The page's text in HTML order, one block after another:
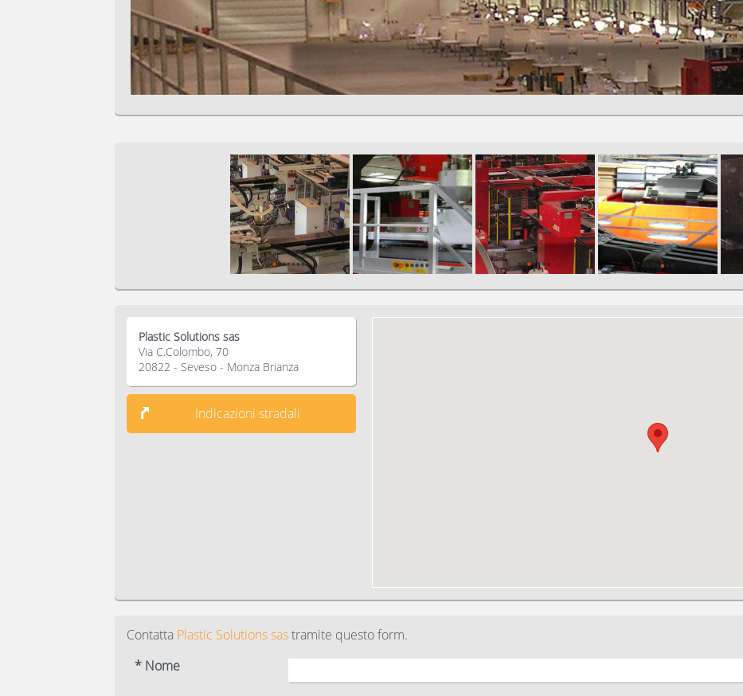
Plastic Solutions sas
Via C.Colombo, 70
20822 - Seveso - Monza Brianza
Indicazioni stradali
Contatta Plastic Solutions sastramite questo form.
* Nome